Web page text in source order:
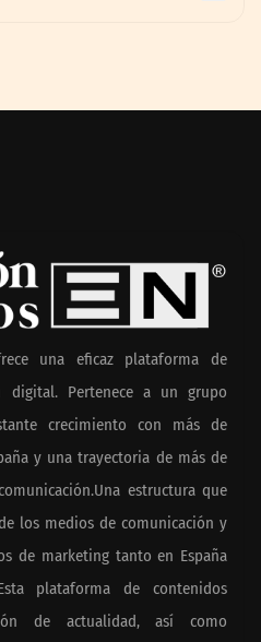
una eficaz plataforma de
Pertenece a un grupo
crecimiento con más de
y una trayectoria de más de
estructura que
los medios de comunicación y
de marketing tanto en España
plataforma de contenidos
de actualidad, así como